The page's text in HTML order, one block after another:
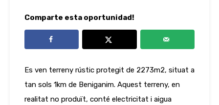
Comparte esta oportunidad!
Es ven terreny rústic protegit de 2273m2, situat a
tan sols 1km de Beniganim. Aquest terreny, en
realitat no produït, conté electricitat i aigua